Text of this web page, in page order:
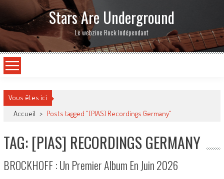
Stars Are Underground
Le webzine Rock Indépendant
Vous êtes ici
Accueil > Posts tagged "[PIAS] Recordings Germany"
TAG: [PIAS] RECORDINGS GERMANY
BROCKHOFF : Un Premier Album En Juin 2026